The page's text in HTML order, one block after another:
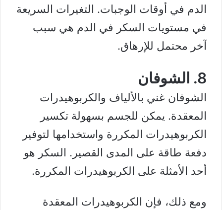
الدم في أوقات الوجبات. التغيرات السريعة
في مستويات السكر في الدم هي سبب
آخر محتمل للإرهاق.
8. الشوفان
الشوفان غني بالألياف والكربوهيدرات
المعقدة. يمكن للجسم بسهولة تكسير
الكربوهيدرات المكررة واستخدامها لتوفير
دفعة طاقة على المدى القصير. السكر هو
أحد الأمثلة على الكربوهيدرات المكررة.
ومع ذلك، فإن الكربوهيدرات المعقدة